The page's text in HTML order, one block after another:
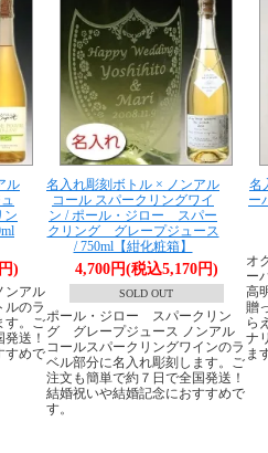
ル
ン
)
ンアル
ルのラ
す。ご
送！
すめで
名入れ彫刻ボトル × ノンアル
コール スパークリングワイ
ン / ポール・ジロー スパー
クリング グレープジュース
/ 750ml【紺化粧箱】
4,700円(税込5,170円)
SOLD OUT
ポール・ジロー スパークリン
グ グレープジュース ノンアル
コールスパークリングワインのラ
ベル部分に名入れ彫刻します。ご
注文も簡単で約７日で全国発送！
結婚祝いや結婚記念におすすめで
す。
名
ー
オ
ー
高
贈
ら
ナ
ま